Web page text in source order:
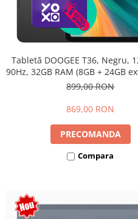
Tabletă DOOGEE T36, Negru,
90Hz, 32GB RAM (8GB + 24GB
256GB, Android 15, 8800mAh,
899,00 RON
869,00 RON
PRECOMANDA
Compara